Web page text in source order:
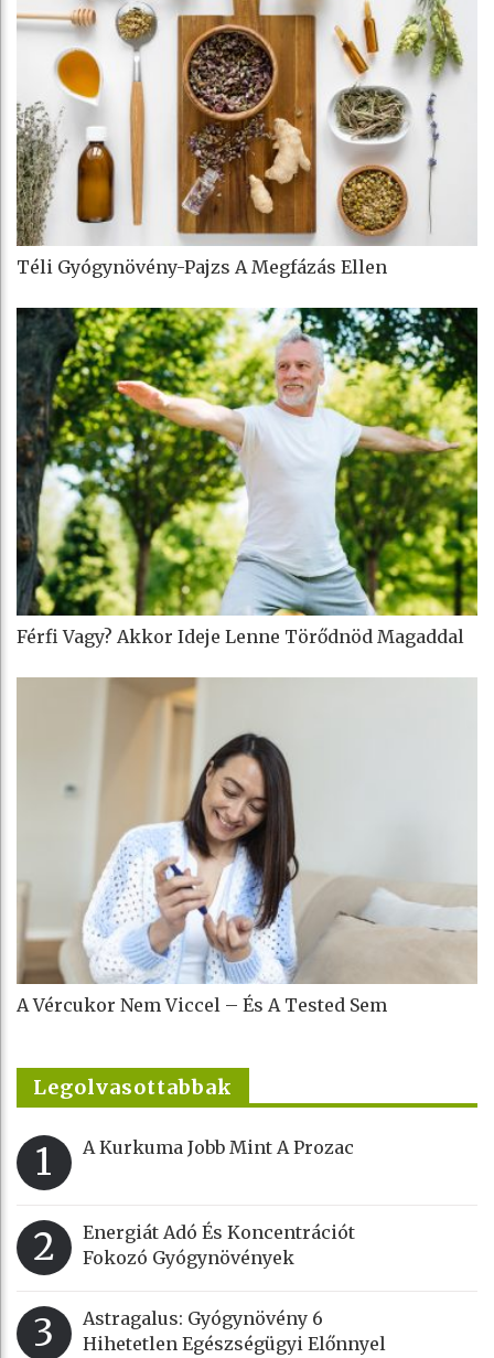
Téli Gyógynövény-Pajzs A Megfázás Ellen
Férfi Vagy? Akkor Ideje Lenne Törődnöd Magaddal
A Vércukor Nem Viccel – És A Tested Sem
Legolvasottabbak
1 A Kurkuma Jobb Mint A Prozac
2
Energiát Adó És Koncentrációt
Fokozó Gyógynövények
3
Astragalus: Gyógynövény 6
Hihetetlen Egészségügyi Előnnyel